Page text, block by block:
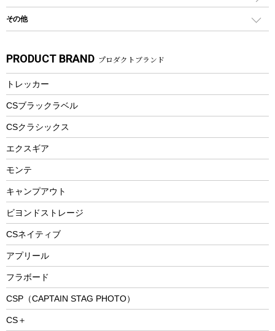
バーベキューツール
カトラリー
マグカップ、カップ
ステンレスボトル
フードボトル
トレー
ランチョンマット
ランチボックス
その他アウトドア雑貨
スプレー関係
ツール、他
パドル
ヘルメット
エアーポンプ
アクセサリー
シティサイクル
自転車ウェア
ラッシュガード
パラソル
フローティングベスト
ヘルメット
エアーポンプ
ビーチテント
ウィンター
スノーシュー
防寒ウェア
トレッキング
トレッキングアクセサリー
プレイグッズ
ウェルネス
その他
湯たんぽ
防災用品
PRODUCT BRAND プロダクトブランド
トレッカー
CSブラックラベル
CSクラシックス
エクスギア
モンテ
キャンプアウト
ビヨンドストレージ
CSネイティブ
アプリール
フラボード
CSP（CAPTAIN STAG PHOTO）
CS＋